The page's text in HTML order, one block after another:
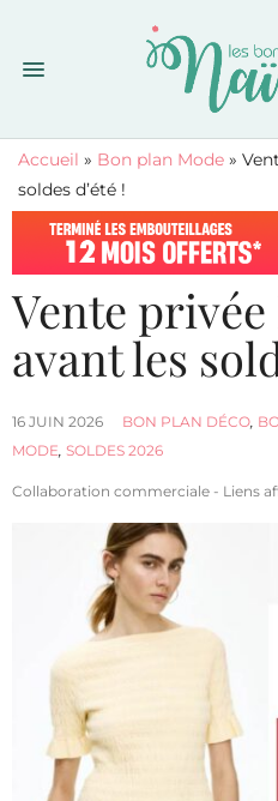
Accueil » Bon plan Mode »
soldes d’été !
Vente
avant les
16 JUIN 2026 BON PLAN DÉCO,
MODE, SOLDES 2026
Collaboration commerciale - Liens